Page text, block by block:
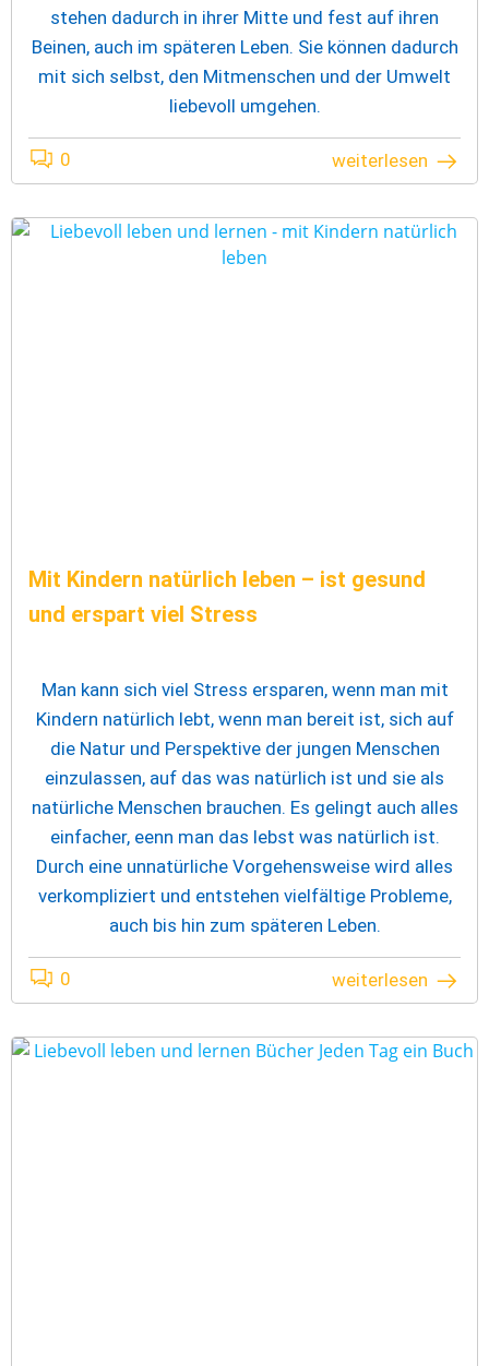
stehen dadurch in ihrer Mitte und fest auf ihren
Beinen, auch im späteren Leben. Sie können dadurch
mit sich selbst, den Mitmenschen und der Umwelt
liebevoll umgehen.
0 weiterlesen
Mit Kindern natürlich leben – ist gesund
und erspart viel Stress
Man kann sich viel Stress ersparen, wenn man mit
Kindern natürlich lebt, wenn man bereit ist, sich auf
die Natur und Perspektive der jungen Menschen
einzulassen, auf das was natürlich ist und sie als
natürliche Menschen brauchen. Es gelingt auch alles
einfacher, eenn man das lebst was natürlich ist.
Durch eine unnatürliche Vorgehensweise wird alles
verkompliziert und entstehen vielfältige Probleme,
auch bis hin zum späteren Leben.
0 weiterlesen